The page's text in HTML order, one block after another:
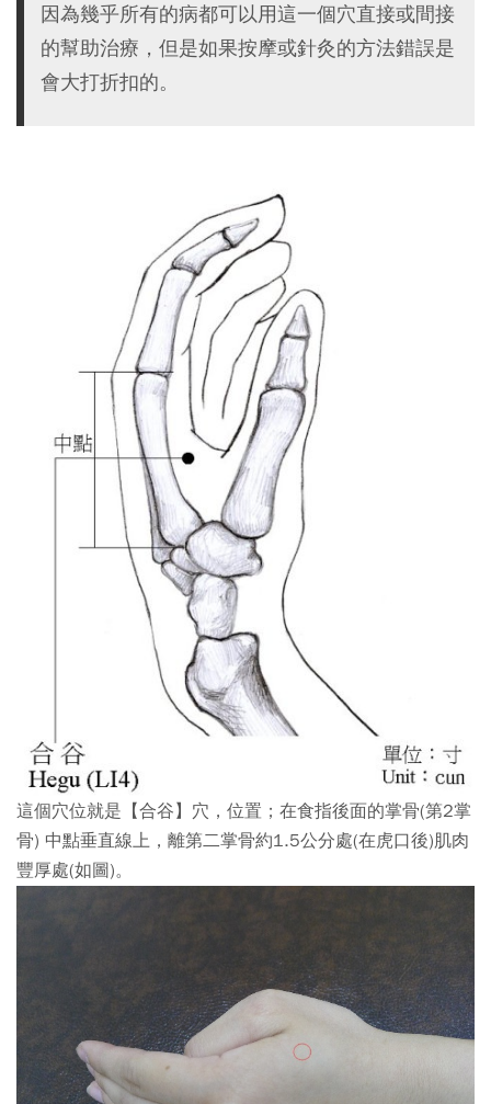
因為幾乎所有的病都可以用這一個穴直接或間接
的幫助治療，但是如果按摩或針灸的方法錯誤是
會大打折扣的。
這個穴位就是【合谷】穴，位置；在食指後面的掌骨(第2掌
骨) 中點垂直線上，離第二掌骨約1.5公分處(在虎口後)肌肉
豐厚處(如圖)。